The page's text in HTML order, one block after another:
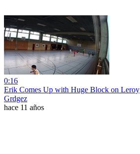
0:16
Erik Comes Up with Huge Block on Leroy
Grdgez
hace 11 años